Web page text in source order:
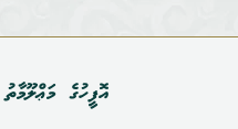
އޮފީހުގެ މަޢްލޫމާތު